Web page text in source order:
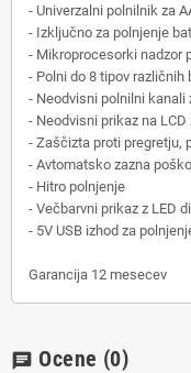
- Univerzalni polnilnik za
- Izključno za polnjenje
- Mikroprocesorki nadzor
- Polni do 8 tipov
- Neodvisni polnilni kanali
- Neodvisni prikaz na
- Zaščizta proti pregretju,
- Avtomatsko zazna
- Hitro polnjenje
- Večbarvni prikaz z LED
- 5V USB izhod za
Garancija 12 mesecev
chat Ocene (0)